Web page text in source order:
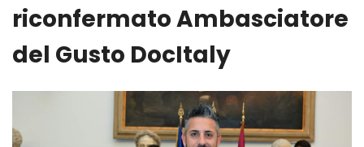
riconfermato Ambasciatore
del Gusto DocItaly